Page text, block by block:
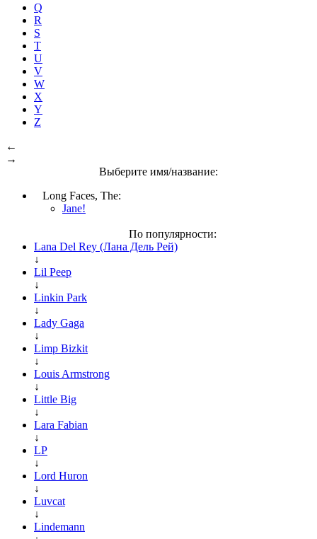
Q
R
S
T
U
V
W
X
Y
Z
←
→
Выберите имя/название:
Long Faces, The:
Jane!
По популярности:
Lana Del Rey (Лана Дель Рей)
↓
Lil Peep
↓
Linkin Park
↓
Lady Gaga
↓
Limp Bizkit
↓
Louis Armstrong
↓
Little Big
↓
Lara Fabian
↓
LP
↓
Lord Huron
↓
Luvcat
↓
Lindemann